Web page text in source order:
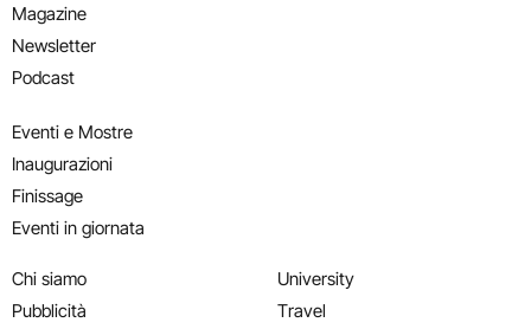
Magazine
Newsletter
Podcast
Eventi e Mostre
Inaugurazioni
Finissage
Eventi in giornata
Chi siamo
Pubblicità
University
Travel